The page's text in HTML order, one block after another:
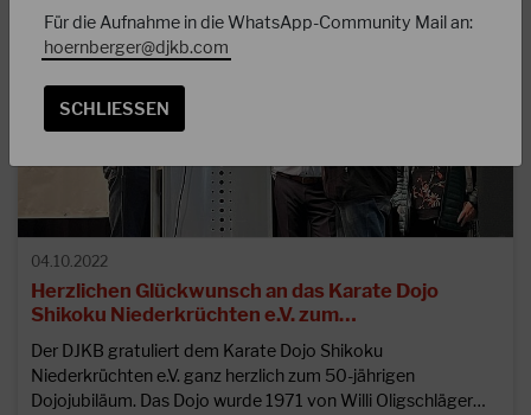
04.10.2022
Herzlichen Glückwunsch an das Karate Dojo
Shikoku Niederkrüchten e.V. zum…
Der DJKB gratuliert dem Karate Dojo Shikoku
Niederkrüchten e.V. ganz herzlich zum 50-jährigen
Dojojubiläum. Das Dojo wurde 1971 von Willi Oligschläger…
Für die Aufnahme in die WhatsApp-Community Mail an:
hoernberger@djkb.com
SCHLIESSEN